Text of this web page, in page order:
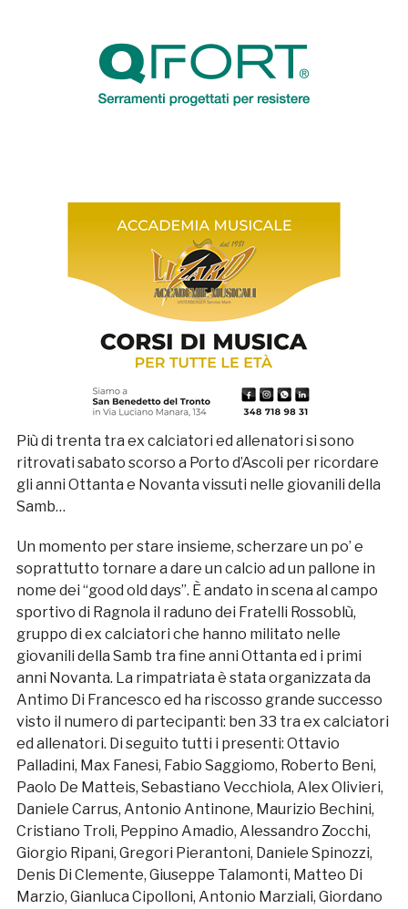
Più di trenta tra ex calciatori ed allenatori si sono
ritrovati sabato scorso a Porto d’Ascoli per ricordare
gli anni Ottanta e Novanta vissuti nelle giovanili della
Samb…
Un momento per stare insieme, scherzare un po’ e
soprattutto tornare a dare un calcio ad un pallone in
nome dei “good old days”. È andato in scena al campo
sportivo di Ragnola il raduno dei Fratelli Rossoblù,
gruppo di ex calciatori che hanno militato nelle
giovanili della Samb tra fine anni Ottanta ed i primi
anni Novanta. La rimpatriata è stata organizzata da
Antimo Di Francesco ed ha riscosso grande successo
visto il numero di partecipanti: ben 33 tra ex calciatori
ed allenatori. Di seguito tutti i presenti: Ottavio
Palladini, Max Fanesi, Fabio Saggiomo, Roberto Beni,
Paolo De Matteis, Sebastiano Vecchiola, Alex Olivieri,
Daniele Carrus, Antonio Antinone, Maurizio Bechini,
Cristiano Troli, Peppino Amadio, Alessandro Zocchi,
Giorgio Ripani, Gregori Pierantoni, Daniele Spinozzi,
Denis Di Clemente, Giuseppe Talamonti, Matteo Di
Marzio, Gianluca Cipolloni, Antonio Marziali, Giordano